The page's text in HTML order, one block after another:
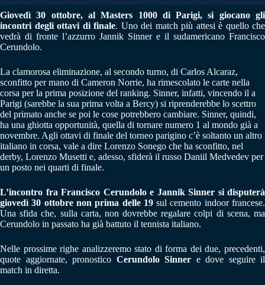
Giovedì 30 ottobre, al Masters 1000 di Parigi, si giocano gli
incontri degli ottavi di finale. Uno dei match più attesi è quello che
vedrà di fronte l’azzurro Jannik Sinner e il sudamericano Francisco
Cerundolo.
La clamorosa eliminazione, al secondo turno, di Carlos Alcaraz,
sconfitto per mano di Cameron Norrie, ha rimescolato le carte nella
corsa per la prima posizione del ranking. Sinner, infatti, vincendo il a
Parigi (sarebbe la sua prima volta a Bercy) si riprenderebbe lo scettro
del primato anche se poi le cose potrebbero cambiare. Sinner, quindi,
ha una ghiotta opportunità, quella di tornare numero 1 al mondo già a
novembre. Agli ottavi di finale del torneo parigino c’è soltanto un altro
italiano in corsa, vale a dire Lorenzo Sonego che ha sconfitto, nel
derby, Lorenzo Musetti e, adesso, sfiderà il russo Daniil Medvedev per
un posto nei quarti di finale.
L’incontro fra Francisco Cerundolo e Jannik Sinner si disputerà
giovedì 30 ottobre non prima delle 19sul cemento indoor francese.
Una sfida che, sulla carta, non dovrebbe regalare colpi di scena, ma
Cerundolo in passato ha già battuto il tennista italiano.
Nelle prossime righe analizzeremo stato di forma dei due, precedenti,
quote aggiornate, pronostico Cerundolo Sinner e dove seguire il
match in diretta.